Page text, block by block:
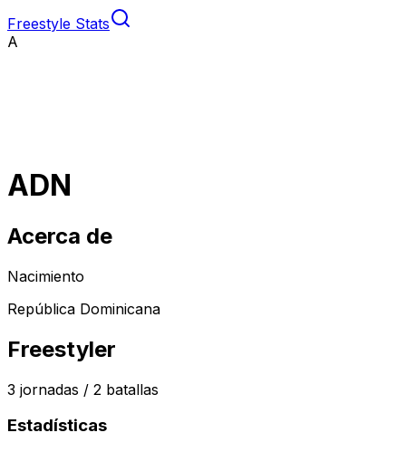
Freestyle Stats
A
ADN
Acerca de
Nacimiento
República Dominicana
Freestyler
3 jornadas / 2 batallas
Estadísticas